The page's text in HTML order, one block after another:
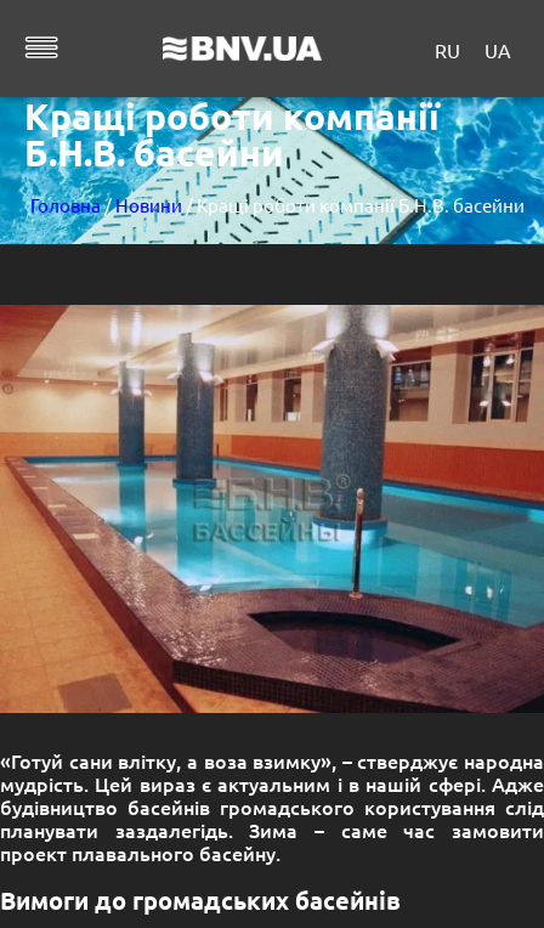
RU UA
Кращі роботи компанії
Б.Н.В. басейни
Головна/Новини / Кращі роботи компанії Б.Н.В. басейни
«Готуй сани влітку, а воза взимку», – стверджує народна
мудрість. Цей вираз є актуальним і в нашій сфері. Адже
будівництво басейнів громадського користування слід
планувати заздалегідь. Зима – саме час замовити
проект плавального басейну.
Вимоги до громадських басейнів